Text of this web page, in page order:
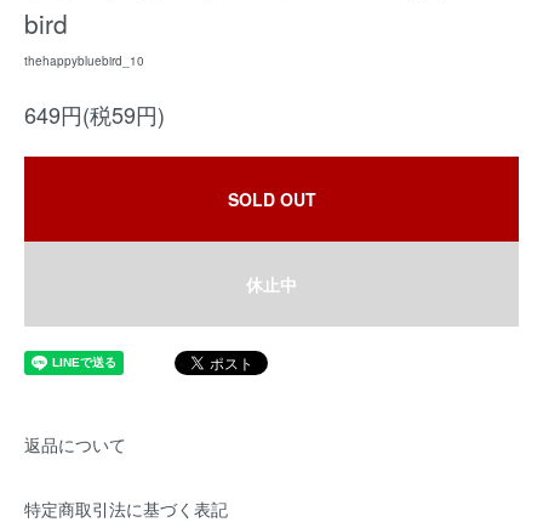
bird
thehappybluebird_10
649円(税59円)
SOLD OUT
休止中
返品について
特定商取引法に基づく表記